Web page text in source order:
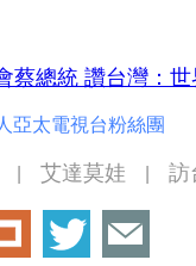
蔡總統 讚台灣：
亞太電視台粉絲團
艾達莫娃 訪